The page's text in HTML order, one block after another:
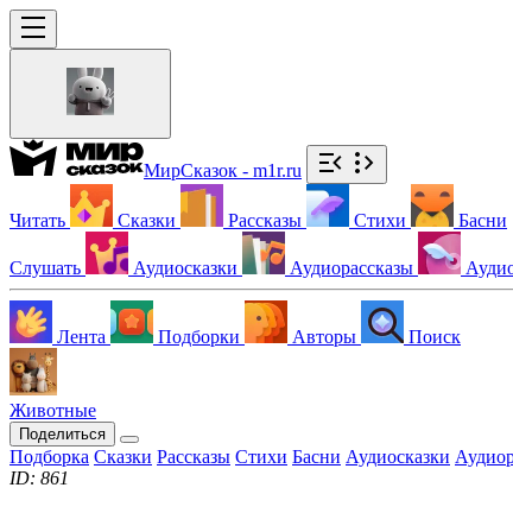
МирСказок - m1r.ru
Читать Сказки Рассказы Стихи Басни
Слушать Аудиосказки Аудиорассказы
Лента Подборки Авторы Поиск
Животные
Поделиться
Подборка Сказки Рассказы Стихи Басни Аудиосказки
ID: 861